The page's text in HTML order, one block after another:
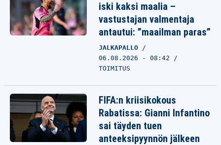
iski kaksi maalia –
vastustajan valmentaja
antautui: ”maailman paras”
JALKAPALLO
06.08.2026 - 08:42
TOIMITUS
FIFA:n kriisikokous
Rabatissa: Gianni Infantino
sai täyden tuen
anteeksipyynnön jälkeen